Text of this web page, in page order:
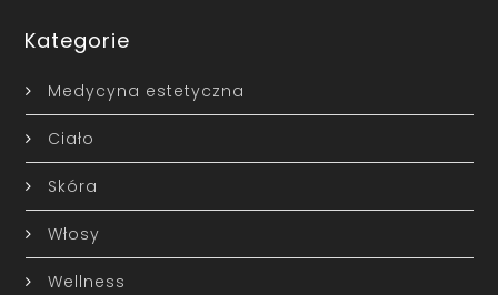
Kategorie
Medycyna estetyczna
Ciało
Skóra
Włosy
Wellness